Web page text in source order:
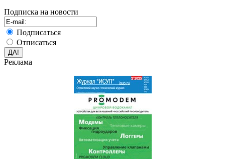
Подписка на новости
Подписаться
Отписаться
Реклама